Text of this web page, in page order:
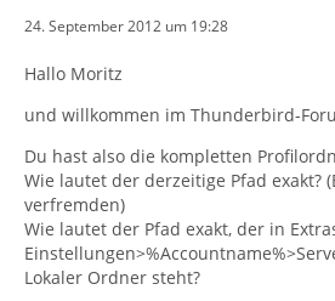
24. September 2012 um 19:28
Hallo Moritz
und willkommen im Thunderbird-
Du hast also die kompletten
Wie lautet der derzeitige Pfad exakt?
verfremden)
Wie lautet der Pfad exakt, der in
Lokaler Ordner steht?